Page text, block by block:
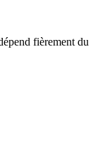
fièrement du